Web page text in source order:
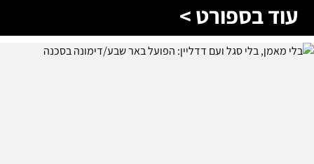
עוד בספורט >